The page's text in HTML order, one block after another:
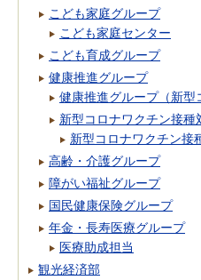
こども家庭グループ
こども家庭センター
こども育成グループ
健康推進グループ
健康推進グループ（新型
新型コロナワクチン接種
新型コロナワクチン接
高齢・介護グループ
障がい福祉グループ
国民健康保険グループ
年金・長寿医療グループ
医療助成担当
観光経済部